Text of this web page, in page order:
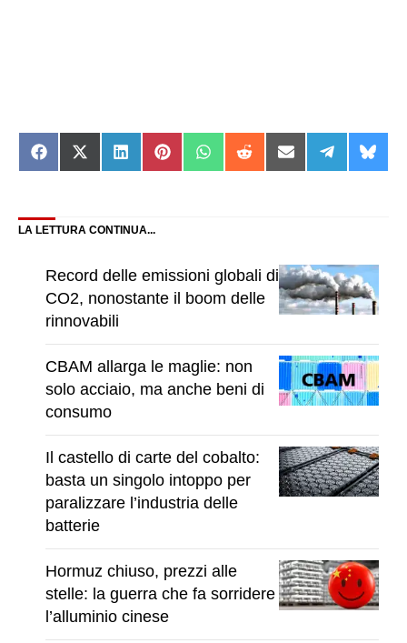
Share
on
Share
on
Share
on
Share
on
Share
on
Share
on
Share
on
Share
on
on
LA LETTURA CONTINUA...
Record delle emissioni globali di
CO2, nonostante il boom delle
rinnovabili
CBAM allarga le maglie: non
solo acciaio, ma anche beni di
consumo
Il castello di carte del cobalto:
basta un singolo intoppo per
paralizzare l’industria delle
batterie
Hormuz chiuso, prezzi alle
stelle: la guerra che fa sorridere
l’alluminio cinese